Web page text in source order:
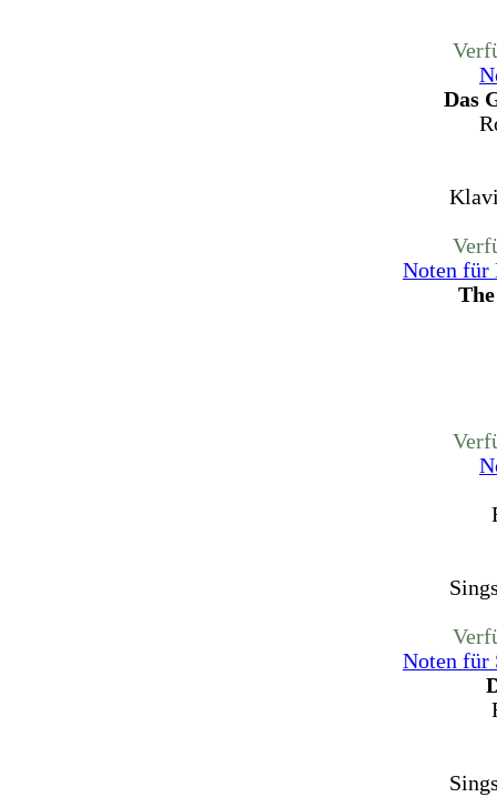
Das
Noten für
Noten für